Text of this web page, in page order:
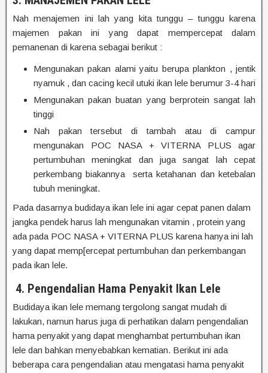
Nah menajemen ini lah yang kita tunggu – tunggu karena
majemen pakan ini yang dapat mempercepat dalam
pemanenan di karena sebagai berikut :
Mengunakan pakan alami yaitu berupa plankton , jentik
nyamuk , dan cacing kecil utuki ikan lele berumur 3-4 hari
Mengunakan pakan buatan yang berprotein sangat lah
tinggi
Nah pakan tersebut di tambah atau di campur
mengunakan POC NASA + VITERNA PLUS agar
pertumbuhan meningkat dan juga sangat lah cepat
perkembang biakannya serta ketahanan dan ketebalan
tubuh meningkat.
Pada dasarnya budidaya ikan lele ini agar cepat panen dalam
jangka pendek harus lah mengunakan vitamin , protein yang
ada pada POC NASA + VITERNA PLUS karena hanya ini lah
yang dapat memp[ercepat pertumbuhan dan perkembangan
pada ikan lele.
4. Pengendalian Hama Penyakit Ikan Lele
Budidaya ikan lele memang tergolong sangat mudah di
lakukan, namun harus juga di perhatikan dalam pengendalian
hama penyakit yang dapat menghambat pertumbuhan ikan
lele dan bahkan menyebabkan kematian. Berikut ini ada
beberapa cara pengendalian atau mengatasi hama penyakit